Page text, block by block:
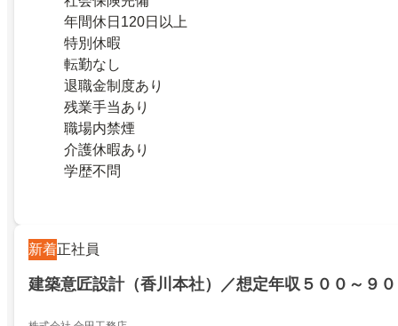
年間休日120日以上
特別休暇
転勤なし
退職金制度あり
残業手当あり
職場内禁煙
介護休暇あり
学歴不問
新着正社員
建築意匠設計（香川本社）／想定年収５００～９